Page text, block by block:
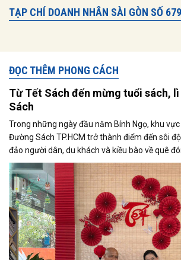
TẠP CHÍ DOANH NHÂN SÀI GÒN SỐ 679
ĐỌC THÊM PHONG CÁCH
Từ Tết Sách đến mừng tuổi sách, lì
Sách
Trong những ngày đầu năm Bính Ngọ, khu
Đường Sách TP.HCM trở thành điểm đến sôi
đảo người dân, du khách và kiều bào về quê
không gian trải nghiệm mới mẻ, ATM Sách
thức “lì xì tri thức” độc đáo, góp phần tạo nên
đặc biệt trong không khí xuân.